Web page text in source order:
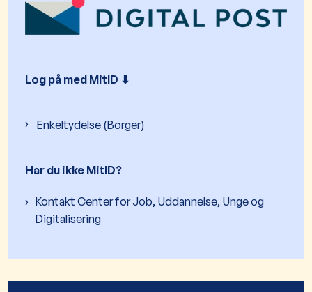
Log på med MitID ⬇︎
Enkeltydelse (Borger)
Har du ikke MitID?
Kontakt Center for Job, Uddannelse, Unge og
Digitalisering